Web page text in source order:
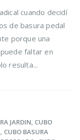
cuando decidí
de basura pedal
porque una
faltar en
resulta...
JARDIN, CUBO
, CUBO BASURA